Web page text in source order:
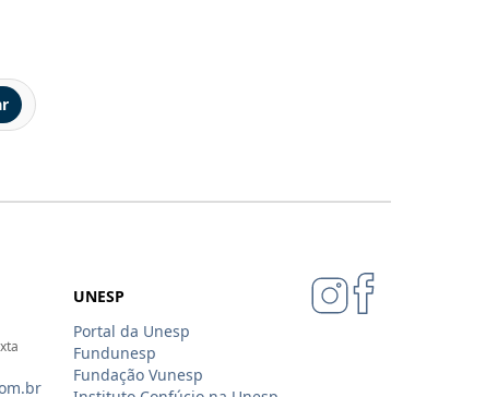
UNESP
Portal da Unesp
Fundunesp
Fundação Vunesp